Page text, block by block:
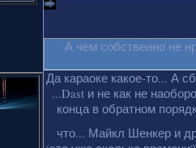
А чем собственно не
Да караоке какое-то... А
...Dast и не как не
конца в обратном
что... Майкл Шенкер и